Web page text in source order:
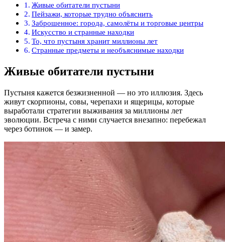
Живые обитатели пустыни
Пейзажи, которые трудно объяснить
Заброшенное: города, самолёты и торговые центры
Искусство и странные находки
То, что пустыня хранит миллионы лет
Странные предметы и необъяснимые находки
Живые обитатели пустыни
Пустыня кажется безжизненной — но это иллюзия. Здесь
живут скорпионы, совы, черепахи и ящерицы, которые
выработали стратегии выживания за миллионы лет
эволюции. Встреча с ними случается внезапно: перебежал
через ботинок — и замер.